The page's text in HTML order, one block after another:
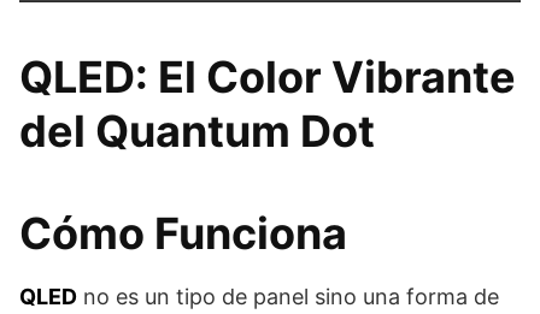
QLED: El Color Vibrante
del Quantum Dot
Cómo Funciona
QLED no es un tipo de panel sino una forma de